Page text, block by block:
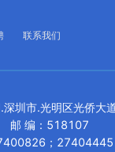
联系我们
深圳市.光明区光侨大
邮 编：518107
；